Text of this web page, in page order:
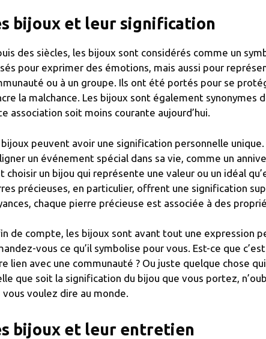
bijoux et leur signification
des siècles, les bijoux sont considérés comme un
pour exprimer des émotions, mais aussi pour
ou à un groupe. Ils ont été portés pour se
la malchance. Les bijoux sont également synonymes
association soit moins courante aujourd’hui.
bijoux peuvent avoir une signification personnelle
un événement spécial dans sa vie, comme un
choisir un bijou qui représente une valeur ou un idéal
précieuses, en particulier, offrent une signification
chaque pierre précieuse est associée à des
de compte, les bijoux sont avant tout une expression
vous ce qu’il symbolise pour vous. Est-ce que
lien avec une communauté ? Ou juste quelque chose
que soit la signification du bijou que vous portez,
vous voulez dire au monde.
bijoux et leur entretien